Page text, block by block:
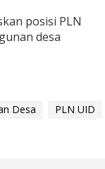
posisi PLN
desa
Desa
PLN UID